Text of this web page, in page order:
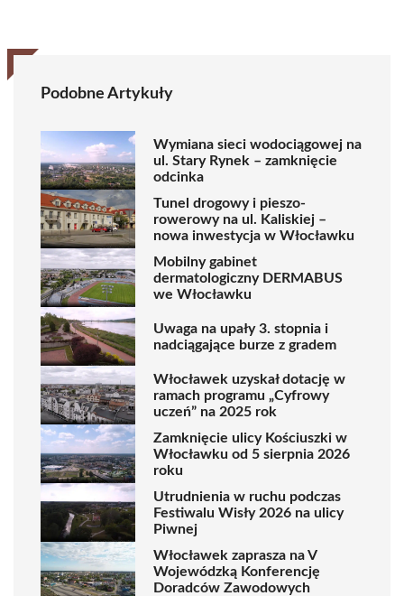
Podobne Artykuły
Wymiana sieci wodociągowej na
ul. Stary Rynek – zamknięcie
odcinka
Tunel drogowy i pieszo-
rowerowy na ul. Kaliskiej –
nowa inwestycja w Włocławku
Mobilny gabinet
dermatologiczny DERMABUS
we Włocławku
Uwaga na upały 3. stopnia i
nadciągające burze z gradem
Włocławek uzyskał dotację w
ramach programu „Cyfrowy
uczeń” na 2025 rok
Zamknięcie ulicy Kościuszki w
Włocławku od 5 sierpnia 2026
roku
Utrudnienia w ruchu podczas
Festiwalu Wisły 2026 na ulicy
Piwnej
Włocławek zaprasza na V
Wojewódzką Konferencję
Doradców Zawodowych